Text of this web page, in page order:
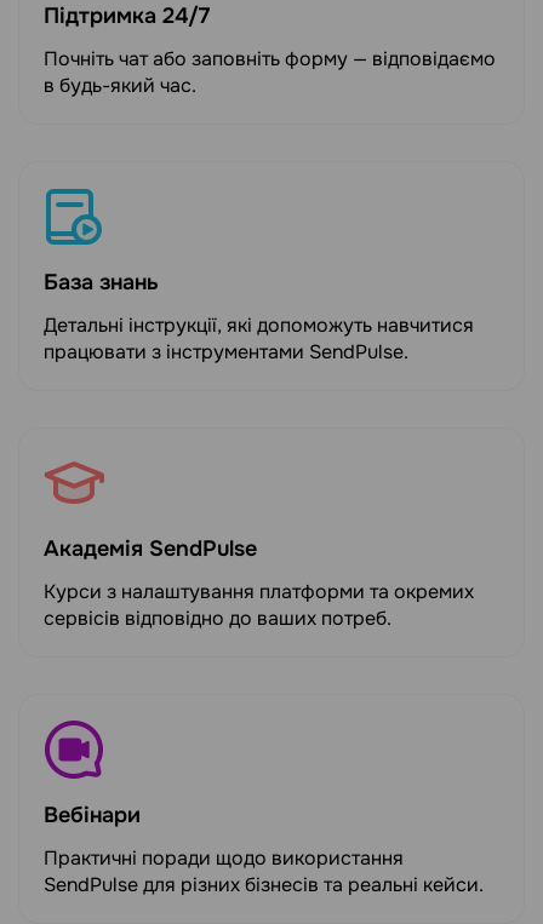
Підтримка 24/7
Почніть чат або заповніть форму — відповідаємо
в будь-який час.
База знань
Детальні інструкції, які допоможуть навчитися
працювати з інструментами SendPulse.
Академія SendPulse
Курси з налаштування платформи та окремих
сервісів відповідно до ваших потреб.
Вебінари
Практичні поради щодо використання
SendPulse для різних бізнесів та реальні кейси.